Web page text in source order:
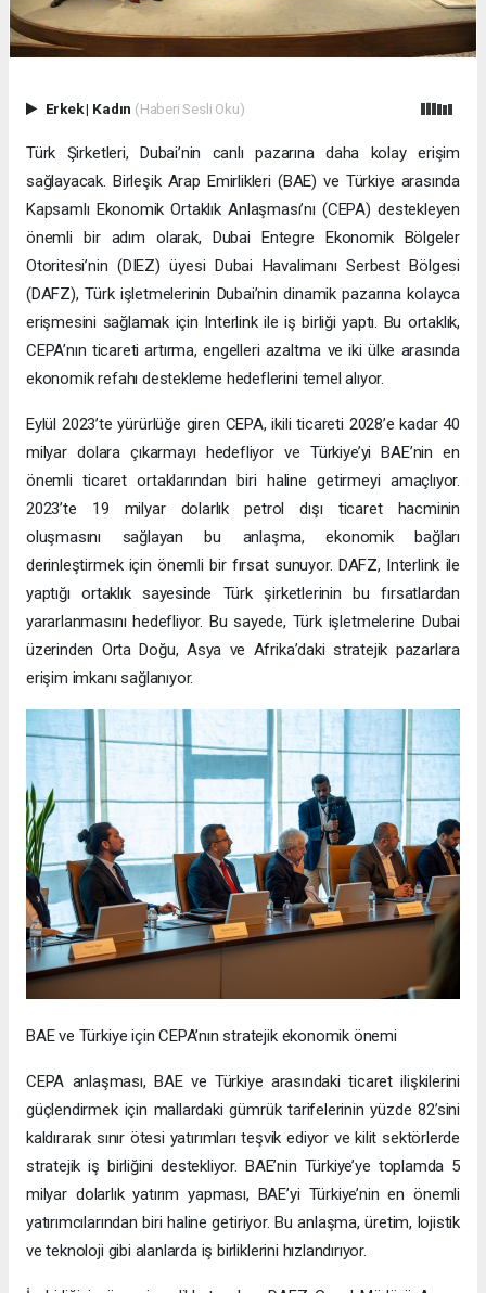
Erkek| Kadın (Haberi Sesli Oku)
Türk Şirketleri, Dubai’nin canlı pazarına daha kolay erişim
sağlayacak. Birleşik Arap Emirlikleri (BAE) ve Türkiye arasında
Kapsamlı Ekonomik Ortaklık Anlaşması’nı (CEPA) destekleyen
önemli bir adım olarak, Dubai Entegre Ekonomik Bölgeler
Otoritesi’nin (DIEZ) üyesi Dubai Havalimanı Serbest Bölgesi
(DAFZ), Türk işletmelerinin Dubai’nin dinamik pazarına kolayca
erişmesini sağlamak için Interlink ile iş birliği yaptı. Bu ortaklık,
CEPA’nın ticareti artırma, engelleri azaltma ve iki ülke arasında
ekonomik refahı destekleme hedeflerini temel alıyor.
Eylül 2023’te yürürlüğe giren CEPA, ikili ticareti 2028’e kadar 40
milyar dolara çıkarmayı hedefliyor ve Türkiye’yi BAE’nin en
önemli ticaret ortaklarından biri haline getirmeyi amaçlıyor.
2023’te 19 milyar dolarlık petrol dışı ticaret hacminin
oluşmasını sağlayan bu anlaşma, ekonomik bağları
derinleştirmek için önemli bir fırsat sunuyor. DAFZ, Interlink ile
yaptığı ortaklık sayesinde Türk şirketlerinin bu fırsatlardan
yararlanmasını hedefliyor. Bu sayede, Türk işletmelerine Dubai
üzerinden Orta Doğu, Asya ve Afrika’daki stratejik pazarlara
erişim imkanı sağlanıyor.
BAE ve Türkiye için CEPA’nın stratejik ekonomik önemi
CEPA anlaşması, BAE ve Türkiye arasındaki ticaret ilişkilerini
güçlendirmek için mallardaki gümrük tarifelerinin yüzde 82’sini
kaldırarak sınır ötesi yatırımları teşvik ediyor ve kilit sektörlerde
stratejik iş birliğini destekliyor. BAE’nin Türkiye’ye toplamda 5
milyar dolarlık yatırım yapması, BAE’yi Türkiye’nin en önemli
yatırımcılarından biri haline getiriyor. Bu anlaşma, üretim, lojistik
ve teknoloji gibi alanlarda iş birliklerini hızlandırıyor.